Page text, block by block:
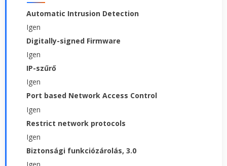
Automatic Intrusion Detection
Igen
Digitally-signed Firmware
Igen
IP-szűrő
Igen
Port based Network Access Control
Igen
Restrict network protocols
Igen
Biztonsági funkciózárolás, 3.0